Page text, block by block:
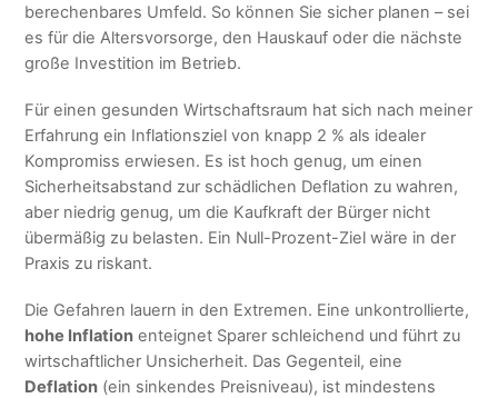
berechenbares Umfeld. So können Sie sicher planen – sei
es für die Altersvorsorge, den Hauskauf oder die nächste
große Investition im Betrieb.
Für einen gesunden Wirtschaftsraum hat sich nach meiner
Erfahrung ein Inflationsziel von knapp 2 % als idealer
Kompromiss erwiesen. Es ist hoch genug, um einen
Sicherheitsabstand zur schädlichen Deflation zu wahren,
aber niedrig genug, um die Kaufkraft der Bürger nicht
übermäßig zu belasten. Ein Null-Prozent-Ziel wäre in der
Praxis zu riskant.
Die Gefahren lauern in den Extremen. Eine unkontrollierte,
hohe Inflation enteignet Sparer schleichend und führt zu
wirtschaftlicher Unsicherheit. Das Gegenteil, eine
Deflation (ein sinkendes Preisniveau), ist mindestens